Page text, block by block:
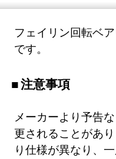
フェイリン回転ベ
です。
注意事項
メーカーより予告
更されることがあ
り仕様が異なり、